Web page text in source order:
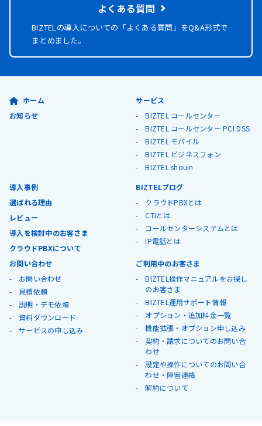
よくある質問
BIZTELの導入についての「よくある質問」をQ&A形式で
まとめました。
ホーム
お知らせ
サービス
BIZTEL コールセンター
BIZTEL コールセンター PCI DSS
BIZTEL モバイル
BIZTEL ビジネスフォン
BIZTEL shouin
導入事例
選ばれる理由
レビュー
導入を検討中のお客さま
クラウドPBXについて
BIZTELブログ
クラウドPBXとは
CTIとは
コールセンターシステムとは
IP電話とは
お問い合わせ
お問い合わせ
見積依頼
説明・デモ依頼
資料ダウンロード
サービスの申し込み
ご利用中のお客さま
BIZTEL操作マニュアルをお探し
のお客さま
BIZTEL運用サポート情報
オプション・追加料金一覧
機能拡張・オプション申し込み
契約・請求についてのお問い合
わせ
設定や操作についてのお問い合
わせ・障害連絡
解約について